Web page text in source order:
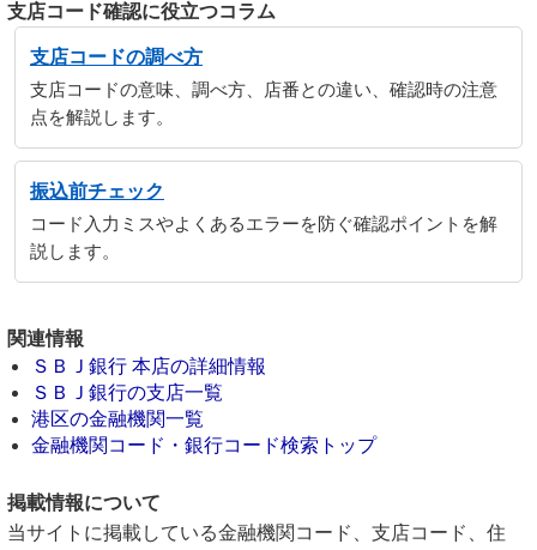
支店コード確認に役立つコラム
支店コードの調べ方
支店コードの意味、調べ方、店番との違い、確認時の注意
点を解説します。
振込前チェック
コード入力ミスやよくあるエラーを防ぐ確認ポイントを解
説します。
関連情報
ＳＢＪ銀行 本店の詳細情報
ＳＢＪ銀行の支店一覧
港区の金融機関一覧
金融機関コード・銀行コード検索トップ
掲載情報について
当サイトに掲載している金融機関コード、支店コード、住